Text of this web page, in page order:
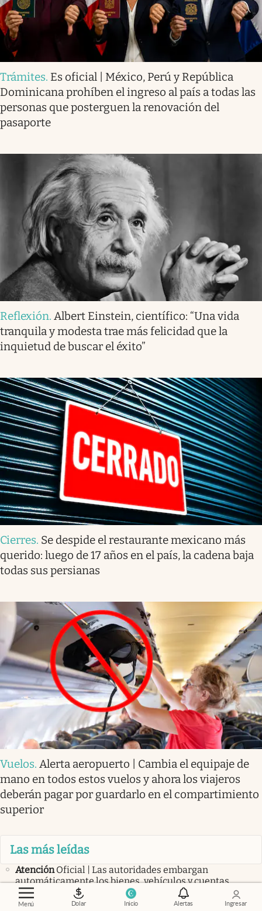
Menú Dolar Inicio Alertas Ingresar
Trámites. Es oficial | México, Perú y República
Dominicana prohíben el ingreso al país a todas las
personas que posterguen la renovación del
pasaporte
Reflexión. Albert Einstein, científico: “Una vida
tranquila y modesta trae más felicidad que la
inquietud de buscar el éxito”
Cierres. Se despide el restaurante mexicano más
querido: luego de 17 años en el país, la cadena baja
todas sus persianas
Vuelos. Alerta aeropuerto | Cambia el equipaje de
mano en todos estos vuelos y ahora los viajeros
deberán pagar por guardarlo en el compartimiento
superior
Las más leídas
Atención Oficial | Las autoridades embargan
automáticamente los bienes, vehículos y cuentas
bancarias de todos los ciudadanos y extranjeros que
postergaron el Aviso Final